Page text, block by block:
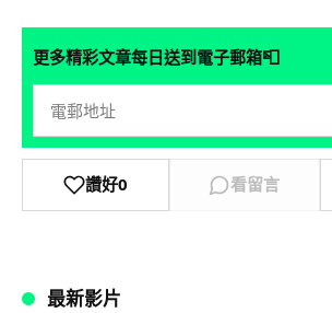
更多精彩文章每日送到電子郵箱📮
讚好0 看留言
最新影片